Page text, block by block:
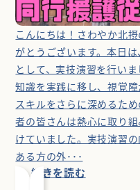
こんにちは！さわやか北
がとうございます。本日
として、実技演習を行いま
知識を実践に移し、視覚
スキルをさらに深めるた
者の皆さんは熱心に取り
けていました。実技演習
ある方の外･･･
続きを読む